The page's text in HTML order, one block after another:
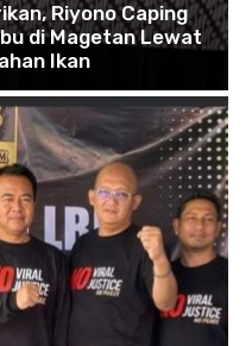
Riyono Caping
di Magetan Lewat
Ikan